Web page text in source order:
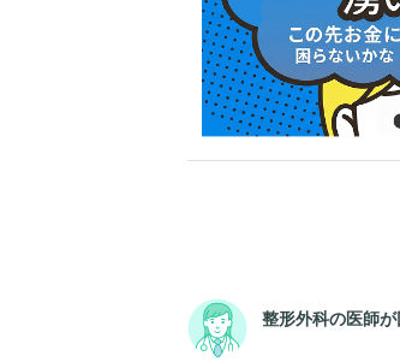
整形外科の医師が